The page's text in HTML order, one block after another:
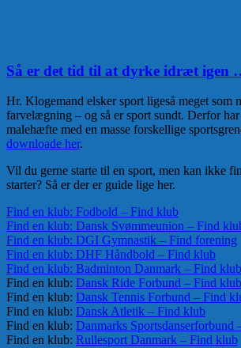
Så er det tid til at dyrke idræt igen
Hr. Klogemand elsker sport ligeså meget som
farvelægning – og så er sport sundt. Derfor
malehæfte med en masse forskellige
downloade her.
Vil du gerne starte til en sport, men kan ikke
starter? Så er der er guide lige her.
Find en klub: Fodbold – Find klub
Find en klub: Dansk Svømmeunion – Find
Find en klub: DGI Gymnastik – Find forening
Find en klub: DHF Håndbold – Find klub
Find en klub: Badminton Danmark – Find klub
Find en klub: Dansk Ride Forbund – Find klub
Find en klub: Dansk Tennis Forbund – Find
Find en klub: Dansk Atletik – Find klub
Find en klub: Danmarks Sportsdanserforbund
Find en klub: Rullesport Danmark – Find klub